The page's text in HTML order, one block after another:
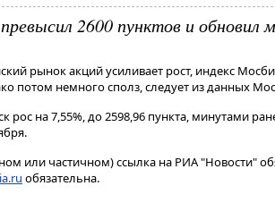
2600 пунктов и обновил
рынок акций усиливает рост, индекс
потом немного сполз, следует из данных
рос на 7,55%, до 2598,96 пункта, минутами
или частичном) ссылка на РИА "Новости"
обязательна.